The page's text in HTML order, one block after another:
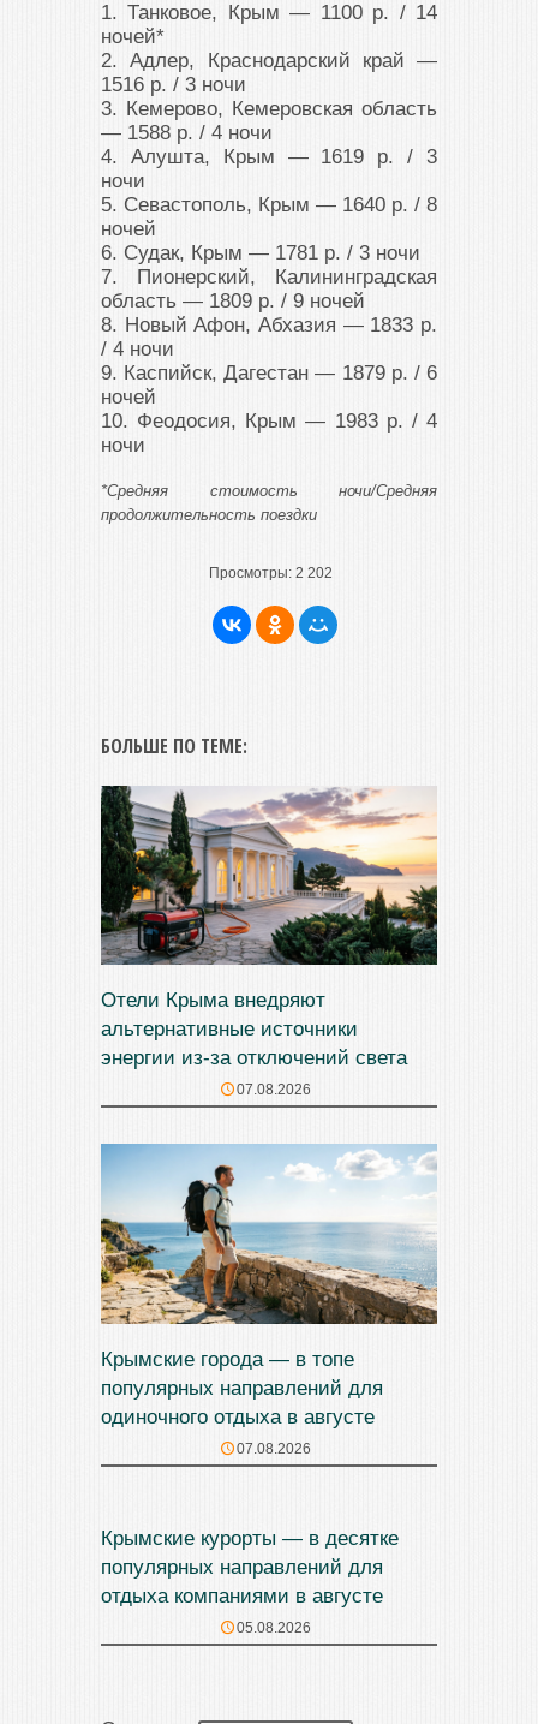
1. Танковое, Крым ― 1100 р. / 14
ночей*
2. Адлер, Краснодарский край ―
1516 р. / 3 ночи
3. Кемерово, Кемеровская область
― 1588 р. / 4 ночи
4. Алушта, Крым ― 1619 р. / 3
ночи
5. Севастополь, Крым ― 1640 р. / 8
ночей
6. Судак, Крым ― 1781 р. / 3 ночи
7. Пионерский, Калининградская
область ― 1809 р. / 9 ночей
8. Новый Афон, Абхазия ― 1833 р.
/ 4 ночи
9. Каспийск, Дагестан ― 1879 р. / 6
ночей
10. Феодосия, Крым ― 1983 р. / 4
ночи
*Средняя стоимость ночи/Средняя
продолжительность поездки
Просмотры: 2 202
БОЛЬШЕ ПО ТЕМЕ:
Отели Крыма внедряют
альтернативные источники
энергии из-за отключений света
07.08.2026
Крымские города — в топе
популярных направлений для
одиночного отдыха в августе
07.08.2026
Крымские курорты — в десятке
популярных направлений для
отдыха компаниями в августе
05.08.2026